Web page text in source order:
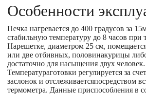
Особенности
Печка нагревается до 400 градусов за
стабильную температуру до 8 часов при
Нарешетке, диаметром 25 см,
или две отбивных, половинакурицы
достаточно для насыщения двух человек.
Температураготовки регулируется за
заслонок и отслеживаетсяпосредством
термометра. Данные приспособления в